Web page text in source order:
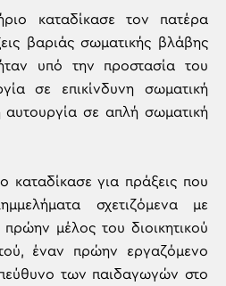
καταδίκασε τον πατέρα
βαριάς σωματικής βλάβης
υπό την προστασία του
σε επικίνδυνη σωματική
αυτουργία σε απλή σωματική
καταδίκασε για πράξεις που
σχετιζόμενα με
μέλος του διοικητικού
έναν πρώην εργαζόμενο
των παιδαγωγών στο